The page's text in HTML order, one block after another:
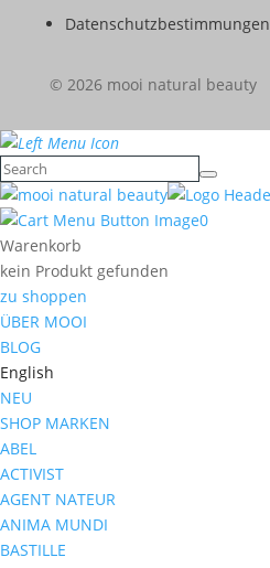
Datenschutzbestimmungen
© 2026 mooi natural beauty
0
Warenkorb
kein Produkt gefunden
zu shoppen
ÜBER MOOI
BLOG
English
NEU
SHOP MARKEN
ABEL
ACTIVIST
AGENT NATEUR
ANIMA MUNDI
BASTILLE